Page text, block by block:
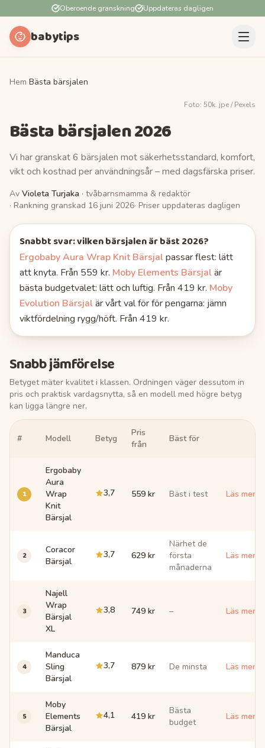
Oberoende granskning Uppdateras dagligen
babytips
Hem Bästa bärsjalen
Foto: 50k. jpe/ Pexels
Bästa bärsjalen2026
Vi har granskat 6 bärsjalen mot säkerhetsstandard, komfort,
vikt och kostnad per användningsår – med dagsfärska priser.
Av Violeta Turjaka · tvåbarnsmamma & redaktör
· Rankning granskad 16 juni 2026· Priser uppdateras dagligen
Snabbt svar: vilkenbärsjalenär bäst 2026?
Ergobaby Aura Wrap Knit Bärsjalpassar flest: lätt
att knyta. Från 559 kr. Moby Elements Bärsjalär
bästa budgetvalet: lätt och luftig. Från 419 kr. Moby
Evolution Bärsjalär vårt val för för pengarna: jämn
viktfördelning rygg/höft. Från 419 kr.
Snabb jämförelse
Betyget mäter kvalitet i klassen. Ordningen väger dessutom in
pris och praktisk vardagsnytta, så en modell med högre betyg
kan ligga längre ner.
# Modell Betyg
Pris
från
Bäst för
1
Ergobaby
Aura
Wrap
Knit
Bärsjal
3,7 559 kr Bäst i test Läs mer
2
Coracor
Bärsjal
3,7 629 kr
Närhet de
första
månaderna
Läs mer
3
Najell
Wrap
Bärsjal
XL
3,8 749 kr – Läs mer
4
Manduca
Sling
Bärsjal
3,7 879 kr De minsta Läs mer
5
Moby
Elements
Bärsjal
4,1 419 kr
Bästa
budget
Läs mer